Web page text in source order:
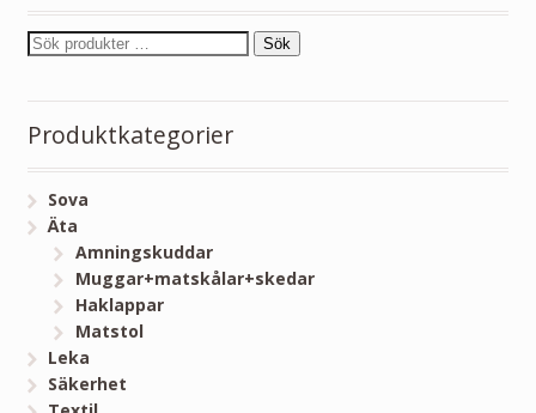
Sök
Produktkategorier
Sova
Äta
Amningskuddar
Muggar+matskålar+skedar
Haklappar
Matstol
Leka
Säkerhet